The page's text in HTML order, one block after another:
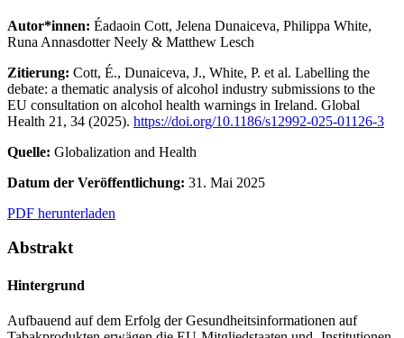
Autor*innen: Éadaoin Cott, Jelena Dunaiceva, Philippa White,
Runa Annasdotter Neely & Matthew Lesch
Zitierung: Cott, É., Dunaiceva, J., White, P. et al. Labelling the
debate: a thematic analysis of alcohol industry submissions to the
EU consultation on alcohol health warnings in Ireland. Global
Health 21, 34 (2025). https://doi.org/10.1186/s12992-025-01126-3
Quelle: Globalization and Health
Datum der Veröffentlichung: 31. Mai 2025
PDF herunterladen
Abstrakt
Hintergrund
Aufbauend auf dem Erfolg der Gesundheitsinformationen auf